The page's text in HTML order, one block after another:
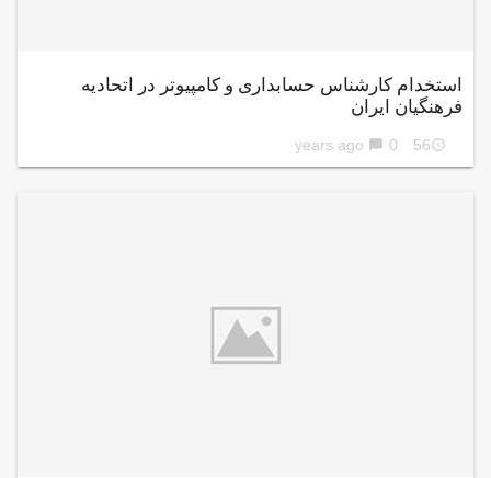
استخدام کارشناس حسابداری و کامپیوتر در اتحادیه
فرهنگیان ایران
access_time
56 years ago
chat_bubble 0